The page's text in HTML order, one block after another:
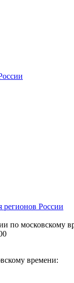
регионов России
по московскому
времени: